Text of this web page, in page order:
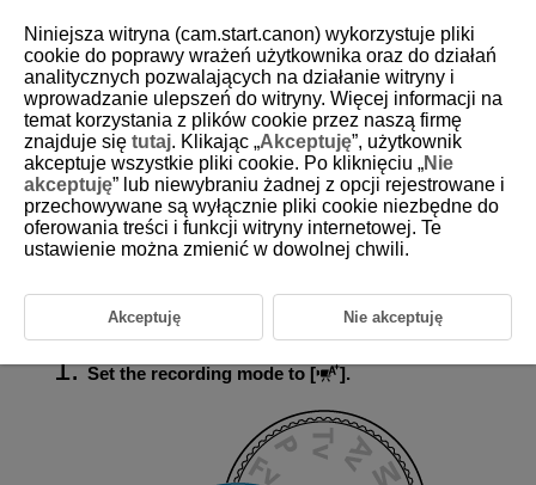
D388-030
A+: Fully Automatic Recording
(Scene Intelligent Auto)
Scene Icons
The detected scene type is indicated in the upper left of the screen. For
icon details, see
Scene Icons
Set the recording mode to [ ].
Niniejsza witryna (cam.start.canon) wykorzystuje pliki
cookie do poprawy wrażeń użytkownika oraz do działań
analitycznych pozwalających na działanie witryny i
wprowadzanie ulepszeń do witryny. Więcej informacji na
temat korzystania z plików cookie przez naszą firmę
znajduje się tutaj. Klikając „Akceptuję”, użytkownik
akceptuje wszystkie pliki cookie. Po kliknięciu „Nie
akceptuję” lub niewybraniu żadnej z opcji rejestrowane i
przechowywane są wyłącznie pliki cookie niezbędne do
oferowania treści i funkcji witryny internetowej. Te
ustawienie można zmienić w dowolnej chwili.
Akceptuję Nie akceptuję